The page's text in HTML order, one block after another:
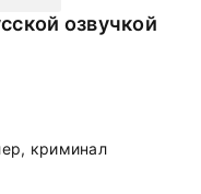
озвучкой
криминал